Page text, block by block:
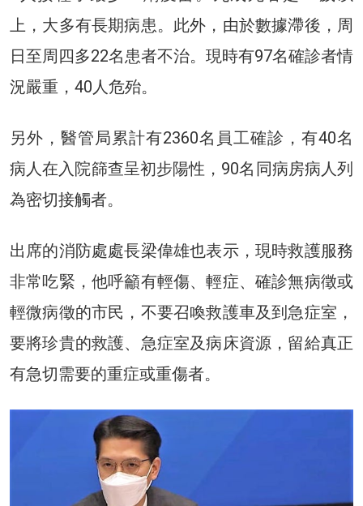
上，大多有長期病患。此外，由於數據滯後，周
日至周四多22名患者不治。現時有97名確診者情
況嚴重，40人危殆。
另外，醫管局累計有2360名員工確診，有40名
病人在入院篩查呈初步陽性，90名同病房病人列
為密切接觸者。
出席的消防處處長梁偉雄也表示，現時救護服務
非常吃緊，他呼籲有輕傷、輕症、確診無病徵或
輕微病徵的市民，不要召喚救護車及到急症室，
要將珍貴的救護、急症室及病床資源，留給真正
有急切需要的重症或重傷者。